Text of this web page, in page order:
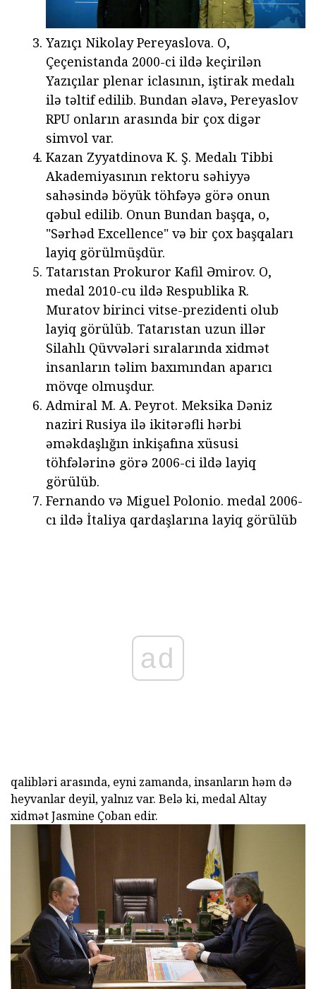
Yazıçı Nikolay Pereyaslova. O,
Çeçenistanda 2000-ci ildə keçirilən
Yazıçılar plenar iclasının, iştirak medalı
ilə təltif edilib. Bundan əlavə, Pereyaslov
RPU onların arasında bir çox digər
simvol var.
Kazan Zyyatdinova K. Ş. Medalı Tibbi
Akademiyasının rektoru səhiyyə
sahəsində böyük töhfəyə görə onun
qəbul edilib. Onun Bundan başqa, o,
"Sərhəd Excellence" və bir çox başqaları
layiq görülmüşdür.
Tatarıstan Prokuror Kafil Əmirov. O,
medal 2010-cu ildə Respublika R.
Muratov birinci vitse-prezidenti olub
layiq görülüb. Tatarıstan uzun illər
Silahlı Qüvvələri sıralarında xidmət
insanların təlim baxımından aparıcı
mövqe olmuşdur.
Admiral M. A. Peyrot. Meksika Dəniz
naziri Rusiya ilə ikitərəfli hərbi
əməkdaşlığın inkişafına xüsusi
töhfələrinə görə 2006-ci ildə layiq
görülüb.
Fernando və Miguel Polonio. medal 2006-
cı ildə İtaliya qardaşlarına layiq görülüb
ad
qalibləri arasında, eyni zamanda, insanların həm də
heyvanlar deyil, yalnız var. Belə ki, medal Altay
xidmət Jasmine Çoban edir.